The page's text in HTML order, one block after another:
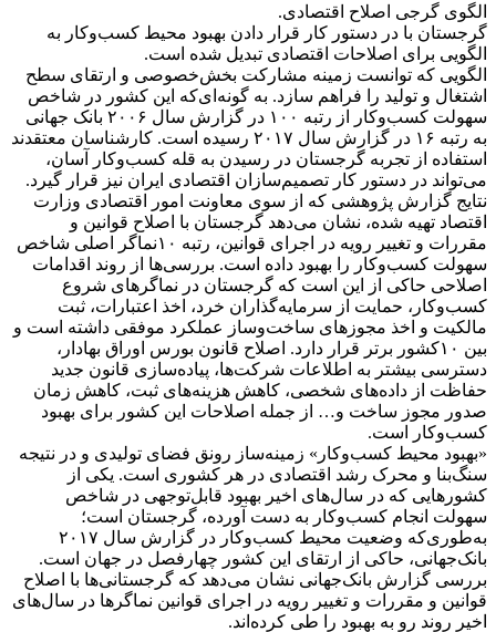
الگوی گرجی اصلاح اقتصادی.
گرجستان با در دستور کار قرار دادن بهبود محیط کسب‌وکار به
الگویی برای اصلاحات اقتصادی تبدیل شده است.
الگویی که توانست زمینه مشارکت بخش‌خصوصی و ارتقای سطح
اشتغال و تولید را فراهم سازد. به گونه‌ای‌که این کشور در شاخص
سهولت کسب‌وکار از رتبه ۱۰۰ در گزارش سال ۲۰۰۶ بانک جهانی
به رتبه ۱۶ در گزارش سال ۲۰۱۷ رسیده است. کارشناسان معتقدند
استفاده از تجربه گرجستان در رسیدن به قله کسب‌وکار آسان،
می‌تواند در دستور کار تصمیم‌سازان اقتصادی ایران نیز قرار گیرد.
نتایج گزارش پژوهشی که از سوی معاونت امور اقتصادی وزارت
اقتصاد تهیه شده، نشان می‌دهد گرجستان با اصلاح قوانین و
مقررات و تغییر رویه در اجرای قوانین، رتبه ۱۰نماگر اصلی شاخص
سهولت کسب‌وکار را بهبود داده است. بررسی‌ها از روند اقدامات
اصلاحی حاکی از این است که گرجستان در نماگرهای شروع
کسب‌وکار، حمایت از سرمایه‌گذاران خرد، اخذ اعتبارات، ثبت
مالکیت و اخذ مجوزهای ساخت‌وساز عملکرد موفقی داشته است و
بین ۱۰کشور برتر قرار دارد. اصلاح قانون بورس اوراق بهادار،
دسترسی بیشتر به اطلاعات شرکت‌ها، پیاده‌سازی قانون جدید
حفاظت از داده‌های شخصی، کاهش هزینه‌های ثبت، کاهش زمان
صدور مجوز ساخت و… از جمله اصلاحات این کشور برای بهبود
کسب‌وکار است.
«بهبود محیط کسب‌وکار» زمینه‌ساز رونق فضای تولیدی و در نتیجه
سنگ‌بنا و محرک رشد اقتصادی در هر کشوری است. یکی از
کشورهایی که در سال‌های اخیر بهبود قابل‌توجهی در شاخص
سهولت انجام کسب‌وکار به دست آورده، گرجستان است؛
به‌طوری‌که وضعیت محیط کسب‌وکار در گزارش سال ۲۰۱۷
بانک‌جهانی، حاکی از ارتقای این کشور چهارفصل در جهان است.
بررسی گزارش بانک‌جهانی نشان می‌دهد که گرجستانی‌ها با اصلاح
قوانین و مقررات و تغییر رویه در اجرای قوانین نماگرها در سال‌های
اخیر روند رو به بهبود را طی کرده‌اند.